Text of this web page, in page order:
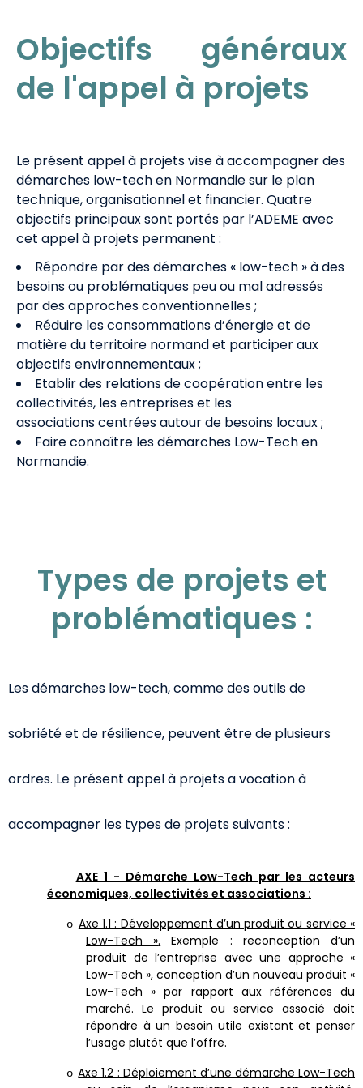
Objectifs généraux
de l'appel à projets
Le présent appel à projets vise à accompagner des
démarches low-tech en Normandie sur le plan
technique, organisationnel et financier. Quatre
objectifs principaux sont portés par l’ADEME avec
cet appel à projets permanent :
Répondre par des démarches « low-tech » à des
besoins ou problématiques peu ou mal adressés
par des approches conventionnelles ;
Réduire les consommations d’énergie et de
matière du territoire normand et participer aux
objectifs environnementaux ;
Etablir des relations de coopération entre les
collectivités, les entreprises et les
associations centrées autour de besoins locaux ;
Faire connaître les démarches Low-Tech en
Normandie.
Types de projets et
problématiques :
Les démarches low-tech, comme des outils de
sobriété et de résilience, peuvent être de plusieurs
ordres. Le présent appel à projets a vocation à
accompagner les types de projets suivants :
·
AXE 1 - Démarche Low-Tech par les acteurs
économiques, collectivités et associations :
o Axe 1.1 : Développement d’un produit ou service «
Low-Tech ». Exemple : reconception d’un
produit de l’entreprise avec une approche «
Low-Tech », conception d’un nouveau produit «
Low-Tech » par rapport aux références du
marché. Le produit ou service associé doit
répondre à un besoin utile existant et penser
l’usage plutôt que l’offre.
o Axe 1.2 : Déploiement d’une démarche Low-Tech